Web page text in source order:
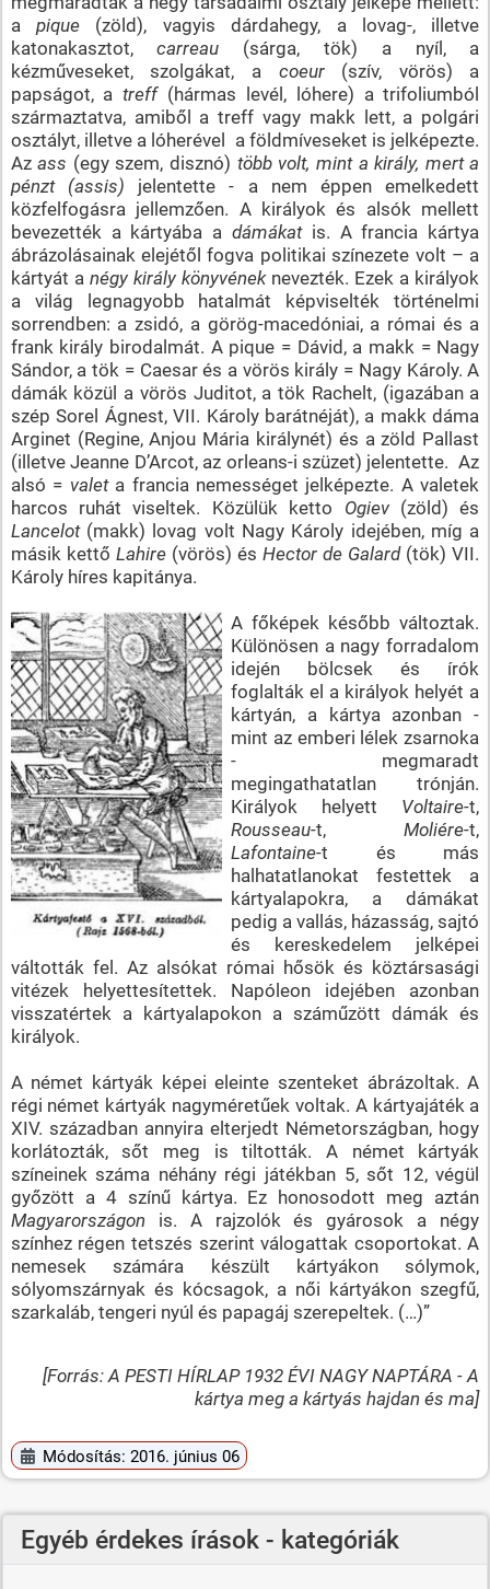
apique (zöld), vagyis dárdahegy, a lovag-, illetve
katonakasztot,carreau (sárga, tök) a nyíl, a
kézműveseket, szolgákat, a coeur(szív, vörös) a
papságot, atreff(hármas levél, lóhere) a trifoliumból
származtatva, amiből a treff vagy makk lett, a polgári
osztályt, illetve a lóherével a földmíveseket is jelképezte.
Azass (egy szem, disznó) több volt, mint a király, mert a
pénzt (assis) jelentette - a nem éppen emelkedett
közfelfogásra jellemzően. A királyok és alsók mellett
bevezették a kártyába a dámákatis. A francia kártya
ábrázolásainak elejétől fogva politikai színezete volt – a
kártyát a négy király könyvéneknevezték. Ezek a királyok
a világ legnagyobb hatalmát képviselték történelmi
sorrendben: a zsidó, a görög-macedóniai, a római és a
frank király birodalmát. A pique = Dávid, a makk = Nagy
Sándor, a tök = Caesar és a vörös király = Nagy Károly. A
dámák közül a vörös Juditot, a tök Rachelt, (igazában a
szép Sorel Ágnest, VII. Károly barátnéját), a makk dáma
Arginet (Regine, Anjou Mária királynét) és a zöld Pallast
(illetve Jeanne D’Arcot, az orleans-i szüzet) jelentette. Az
alsó = valeta francia nemességet jelképezte. A valetek
harcos ruhát viseltek. Közülük ketto Ogiev(zöld) és
Lancelot(makk) lovag volt Nagy Károly idejében, míg a
másik kettő Lahire(vörös) ésHector de Galard(tök) VII.
Károly híres kapitánya.
A főképek később változtak.
Különösen a nagy forradalom
idején bölcsek és írók
foglalták el a királyok helyét a
kártyán, a kártya azonban -
mint az emberi lélek zsarnoka
- megmaradt
megingathatatlan trónján.
Királyok helyett Voltaire-t,
Rousseau-t,Moliére-t,
Lafontaine-t és más
halhatatlanokat festettek a
kártyalapokra, a dámákat
pedig a vallás, házasság, sajtó
és kereskedelem jelképei
váltották fel. Az alsókat római hősök és köztársasági
vitézek helyettesítettek. Napóleon idejében azonban
visszatértek a kártyalapokon a száműzött dámák és
királyok.
A német kártyák képei eleinte szenteket ábrázoltak. A
régi német kártyák nagyméretűek voltak. A kártyajáték a
XIV. században annyira elterjedt Németországban, hogy
korlátozták, sőt meg is tiltották. A német kártyák
színeinek száma néhány régi játékban 5, sőt 12, végül
győzött a 4 színű kártya. Ez honosodott meg aztán
Magyarországon is. A rajzolók és gyárosok a négy
színhez régen tetszés szerint válogattak csoportokat. A
nemesek számára készült kártyákon sólymok,
sólyomszárnyak és kócsagok, a női kártyákon szegfű,
szarkaláb, tengeri nyúl és papagáj szerepeltek. (…)”
[Forrás: A PESTI HÍRLAP 1932 ÉVI NAGY NAPTÁRA - A
kártya meg a kártyás hajdan és ma]
Módosítás: 2016. június 06
Egyéb érdekes írások - kategóriák